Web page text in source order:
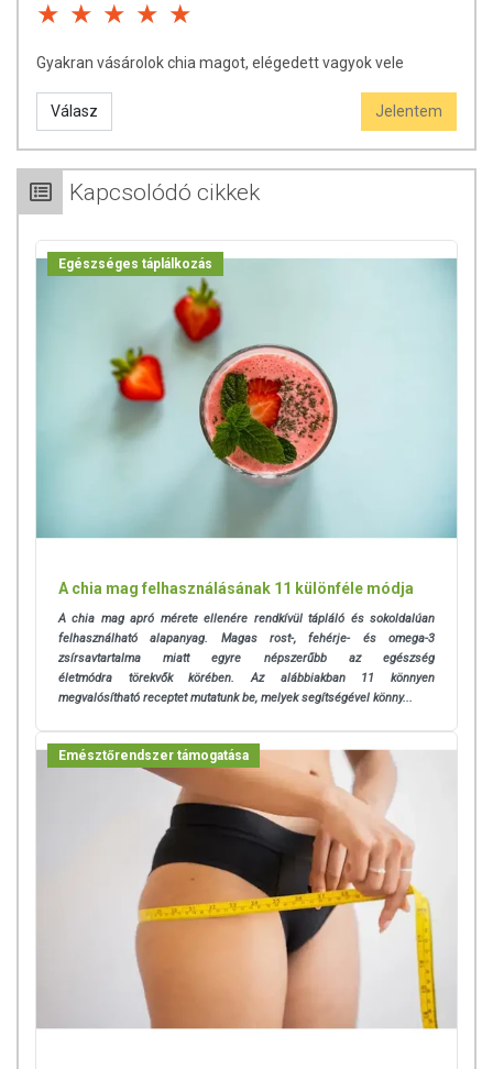
tájékoztató jellegűek, a tényleges értékek eltérhetnek az élelmiszerek
csomagolásán találják meg.
Gyakran vásárolok chia magot, elégedett vagyok vele
Válasz Jelentem
Kapcsolódó cikkek
Egészséges táplálkozás
A chia mag felhasználásának 11 különféle módja
A chia mag apró mérete ellenére rendkívül tápláló és sokoldalúan
felhasználható alapanyag. Magas rost-, fehérje- és omega-3
zsírsavtartalma miatt egyre népszerűbb az egészség
életmódra törekvők körében. Az alábbiakban 11 könnyen
megvalósítható receptet mutatunk be, melyek segítségével könny...
Emésztőrendszer támogatása